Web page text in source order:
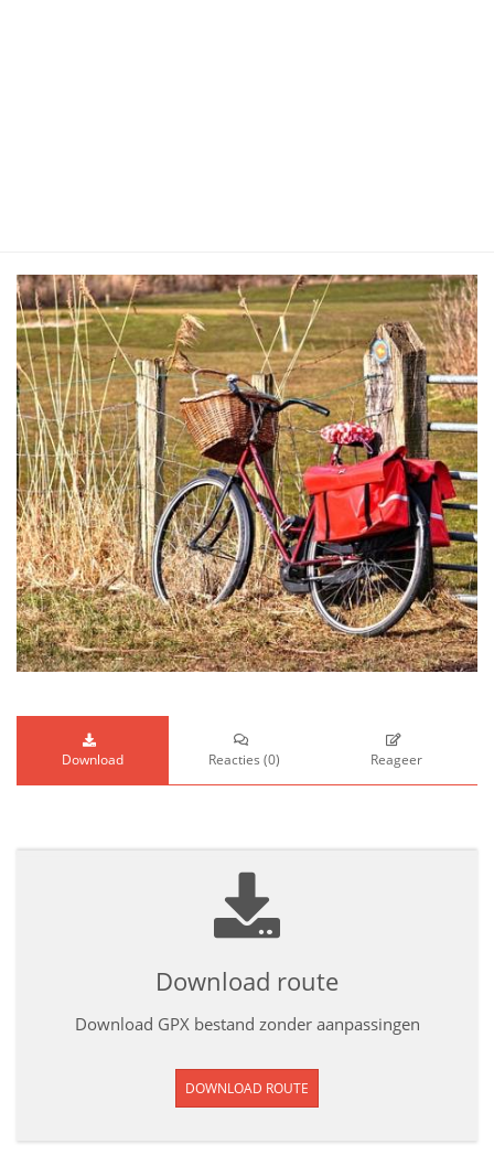
Download Reacties (0) Reageer
Download route
Download GPX bestand zonder aanpassingen
DOWNLOAD ROUTE